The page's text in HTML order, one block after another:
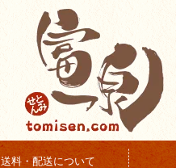
送料・配送について